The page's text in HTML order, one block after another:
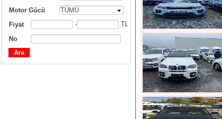
Motor Gücü
TÜMÜ
Fiyat
- TL
No